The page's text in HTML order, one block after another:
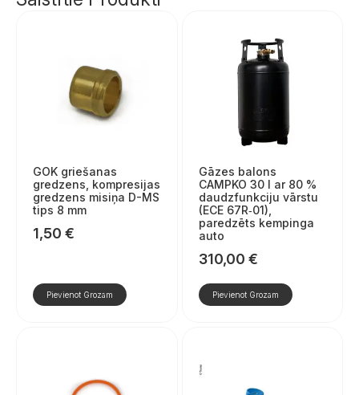
GOK griešanas
gredzens, kompresijas
gredzens misiņa D-MS
tips 8 mm
1,50 €
Pievienot Grozam
Gāzes balons
CAMPKO 30 l ar 80 %
daudzfunkciju vārstu
(ECE 67R‑01),
paredzēts kempinga
auto
310,00 €
Pievienot Grozam